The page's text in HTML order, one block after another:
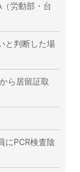
労動部・台
と判断した場
ら居留証取
にPCR検査陰